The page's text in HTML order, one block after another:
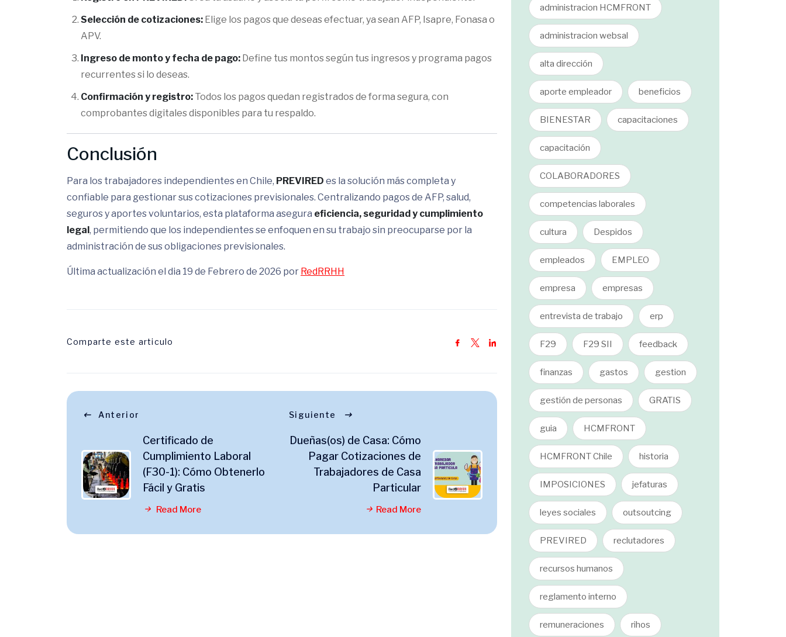
Selección de cotizaciones: Elige los pagos que deseas efectuar, ya sean AFP, Isapre, Fonasa o
APV.
Ingreso de monto y fecha de pago: Define tus montos según tus ingresos y programa pagos
recurrentes si lo deseas.
Confirmación y registro: Todos los pagos quedan registrados de forma segura, con
comprobantes digitales disponibles para tu respaldo.
Conclusión
Para los trabajadores independientes en Chile, PREVIRED es la solución más completa y
confiable para gestionar sus cotizaciones previsionales. Centralizando pagos de AFP, salud,
seguros y aportes voluntarios, esta plataforma asegura eficiencia, seguridad y cumplimiento
legal, permitiendo que los independientes se enfoquen en su trabajo sin preocuparse por la
administración de sus obligaciones previsionales.
Última actualización el dia 19 de Febrero de 2026 por RedRRHH
Comparte este articulo
Anterior
Certificado de
Cumplimiento Laboral
(F30-1): Cómo Obtenerlo
Fácil y Gratis
Read More
Siguiente
Dueñas(os) de Casa: Cómo
Pagar Cotizaciones de
Trabajadores de Casa
Particular
Read More
administracion HCMFRONT
administracion websal
alta dirección
aporte empleador beneficios
BIENESTAR capacitaciones
capacitación
COLABORADORES
competencias laborales
cultura Despidos
empleados EMPLEO
empresa empresas
entrevista de trabajo erp
F29 F29 SII feedback
finanzas gastos gestion
gestión de personas GRATIS
guia HCMFRONT
HCMFRONT Chile historia
IMPOSICIONES jefaturas
leyes sociales outsoutcing
PREVIRED reclutadores
recursos humanos
reglamento interno
remuneraciones rihos